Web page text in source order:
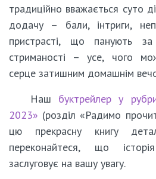
традиційно вважається суто
додачу – бали, інтриги,
пристрасті, що панують за
стриманості – усе, чого
серце затишним домашнім
Наш буктрейлер у
2023» (розділ «Радимо
цю прекрасну книгу
переконайтеся, що
заслуговує на вашу увагу.